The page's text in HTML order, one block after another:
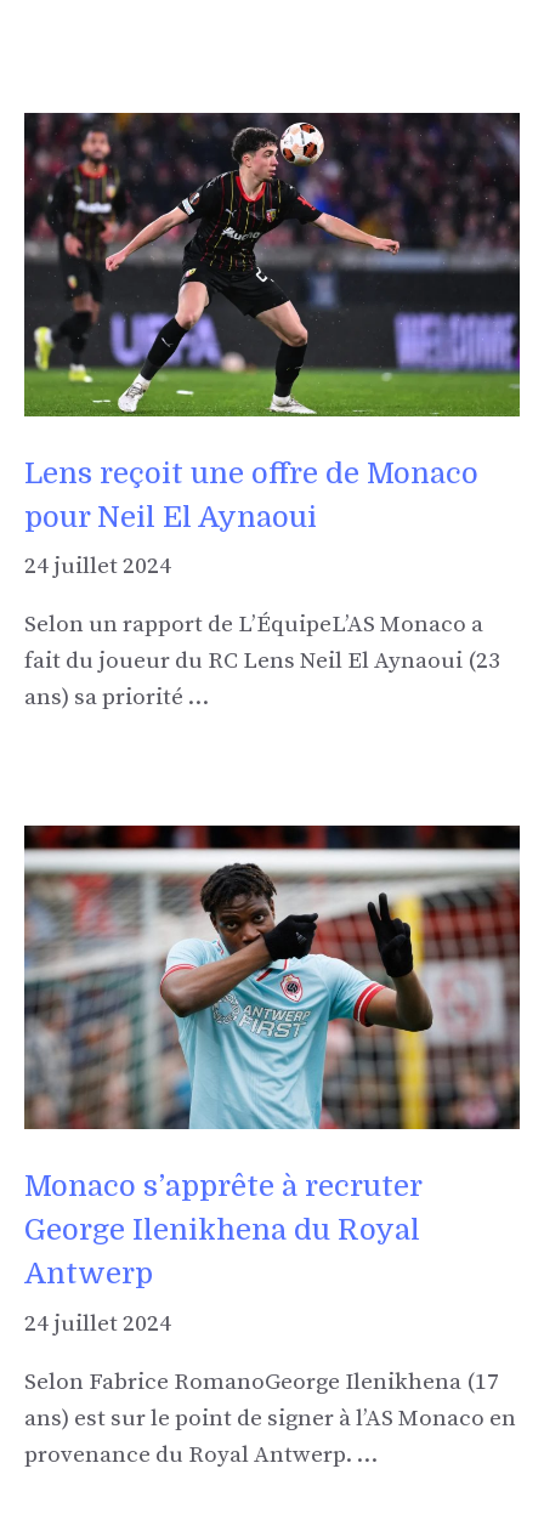
Lens reçoit une offre de Monaco
pour Neil El Aynaoui
24 juillet 2024
Selon un rapport de L’ÉquipeL’AS Monaco a
fait du joueur du RC Lens Neil El Aynaoui (23
ans) sa priorité …
Monaco s’apprête à recruter
George Ilenikhena du Royal
Antwerp
24 juillet 2024
Selon Fabrice RomanoGeorge Ilenikhena (17
ans) est sur le point de signer à l’AS Monaco en
provenance du Royal Antwerp. …